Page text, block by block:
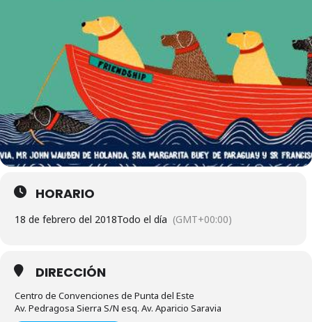
HORARIO
18 de febrero del 2018Todo el día (GMT+00:00)
DIRECCIÓN
Centro de Convenciones de Punta del Este
Av. Pedragosa Sierra S/N esq. Av. Aparicio Saravia